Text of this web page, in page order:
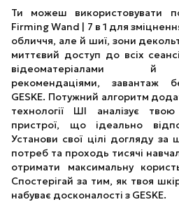
Ти можеш використовувати
Firming Wand | 7 в 1 для
обличчя, але й шиї, зони
миттєвий доступ до всіх
відеоматеріалами й
рекомендаціями, завантаж
GESKE. Потужний алгоритм
технології ШІ аналізує
пристрої, що ідеально
Установи свої цілі догляду за
потреб та проходь тисячі
отримати максимальну
Спостерігай за тим, як твоя
набуває досконалості з GESKE.